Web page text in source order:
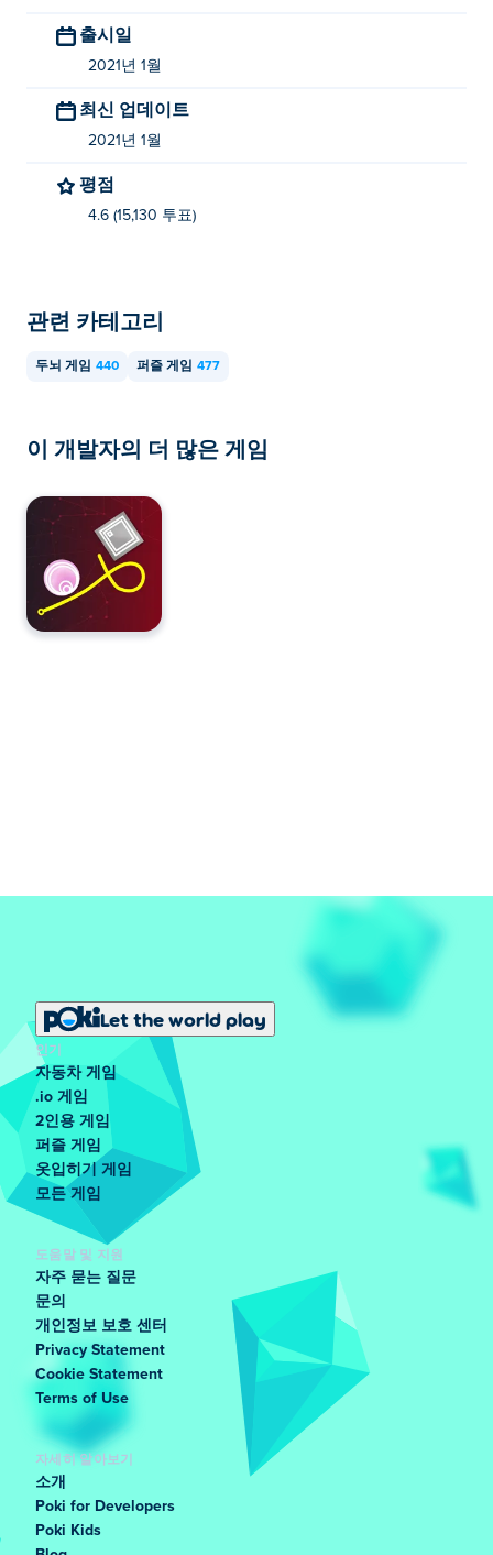
출시일
2021년 1월
최신 업데이트
2021년 1월
평점
4.6 (15,130 투표)
관련 카테고리
두뇌 게임 440 퍼즐 게임 477
이 개발자의 더 많은 게임
Let the world play
인기
자동차 게임
.io 게임
2인용 게임
퍼즐 게임
옷입히기 게임
모든 게임
도움말 및 지원
자주 묻는 질문
문의
개인정보 보호 센터
Privacy Statement
Cookie Statement
Terms of Use
자세히 알아보기
소개
Poki for Developers
Poki Kids